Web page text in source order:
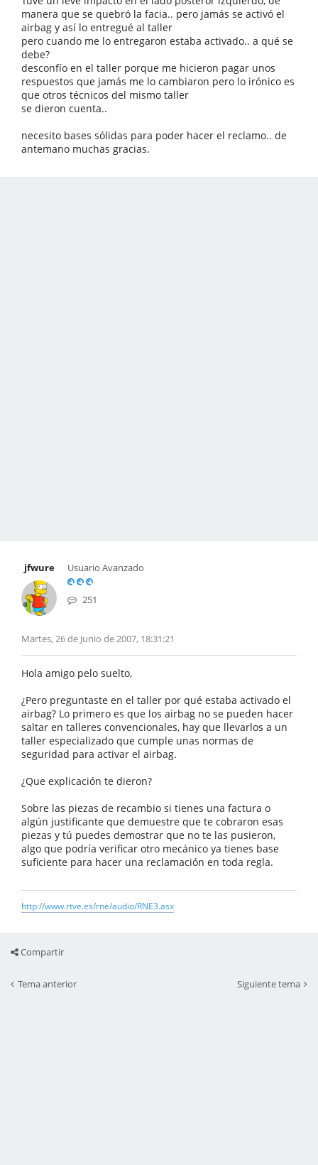
manera que se quebró la facia.. pero jamás se activó el
airbag y así lo entregué al taller
pero cuando me lo entregaron estaba activado.. a qué se
debe?
desconfío en el taller porque me hicieron pagar unos
respuestos que jamás me lo cambiaron pero lo irónico es
que otros técnicos del mismo taller
se dieron cuenta..
necesito bases sólidas para poder hacer el reclamo.. de
antemano muchas gracias.
jfwure Usuario Avanzado
251
Martes, 26 de Junio de 2007, 18:31:21
Hola amigo pelo suelto,
¿Pero preguntaste en el taller por qué estaba activado el
airbag? Lo primero es que los airbag no se pueden hacer
saltar en talleres convencionales, hay que llevarlos a un
taller especializado que cumple unas normas de
seguridad para activar el airbag.
¿Que explicación te dieron?
Sobre las piezas de recambio si tienes una factura o
algún justificante que demuestre que te cobraron esas
piezas y tú puedes demostrar que no te las pusieron,
algo que podría verificar otro mecánico ya tienes base
suficiente para hacer una reclamación en toda regla.
http://www.rtve.es/rne/audio/RNE3.asx
Compartir
Tema anterior Siguiente tema